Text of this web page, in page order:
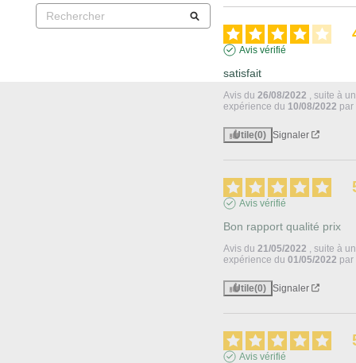
Avis vérifié
satisfait
Avis du26/08/2022
, suite à
expérience du 10/08/2022 par
Utile(0) Signaler
Avis vérifié
Bon rapport qualité prix
Avis du21/05/2022
, suite à
expérience du01/05/2022 par
Utile(0) Signaler
Avis vérifié